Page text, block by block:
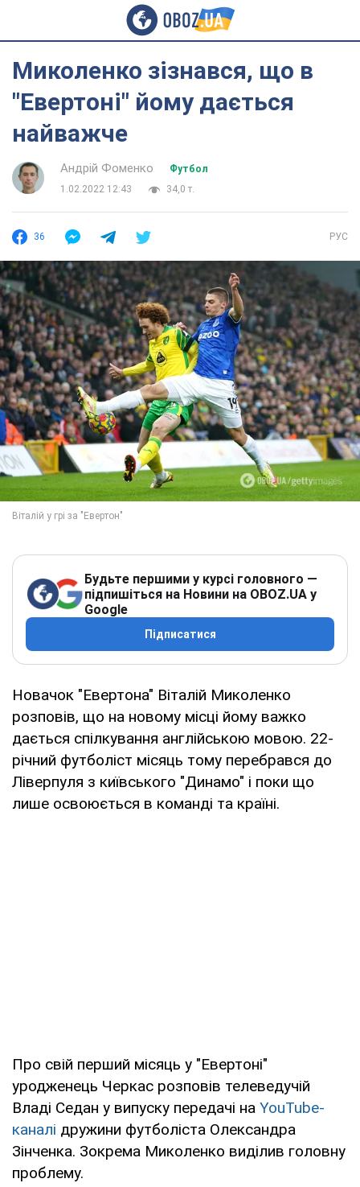
Миколенко зізнався, що в
"Евертоні" йому дається
найважче
Андрій Фоменко
Футбол
1.02.2022 12:43
34,0 т.
36 РУС
Будьте першими у курсі головного —
підпишіться на Новини на OBOZ.UA у
Google
Підписатися
Новачок "Евертона" Віталій Миколенко
розповів, що на новому місці йому важко
дається спілкування англійською мовою. 22-
річний футболіст місяць тому перебрався до
Ліверпуля з київського "Динамо" і поки що
лише освоюється в команді та країні.
Про свій перший місяць у "Евертоні"
уродженець Черкас розповів телеведучій
Владі Седан у випуску передачі на YouTube-
каналі дружини футболіста Олександра
Зінченка. Зокрема Миколенко виділив головну
проблему.